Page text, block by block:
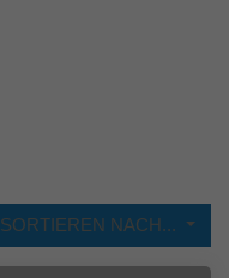
SORTIEREN NACH...